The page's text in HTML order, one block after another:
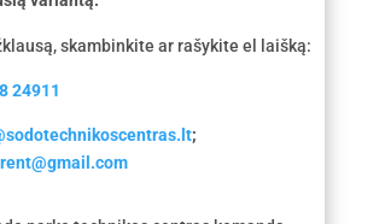
skambinkite ar rašykite el laišką:
24911
;